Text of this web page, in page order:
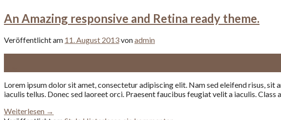
An Amazing responsive and Retina ready theme.
Veröffentlicht am 11. August 2013vonadmin
Lorem ipsum dolor sit amet, consectetur adipiscing elit. Nam sed eleifend risus,
iaculis tellus. Donec sed laoreet orci. Praesent faucibus feugiat velit a iaculis.
Weiterlesen →